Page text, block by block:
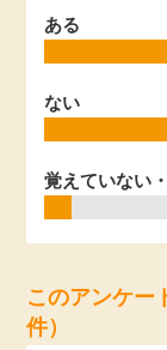
ゲーム
買取・
月額有
ある
ない
覚えていない
このアンケー
件）